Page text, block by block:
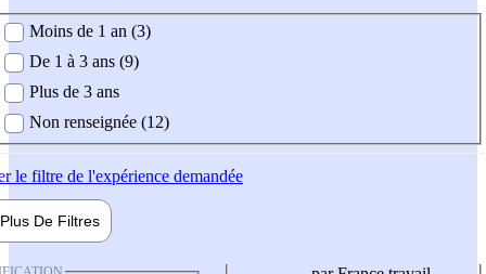
demandée
Moins de 1 an (3)
De 1 à 3 ans (9)
Plus de 3 ans
Non renseignée (12)
le filtre de l'expérience demandée
Plus De Filtres